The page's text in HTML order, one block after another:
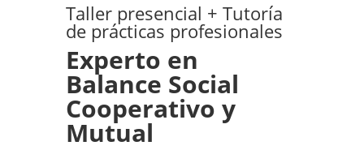
Taller presencial + Tutoría
de prácticas profesionales
Experto en
Balance Social
Cooperativo y
Mutual